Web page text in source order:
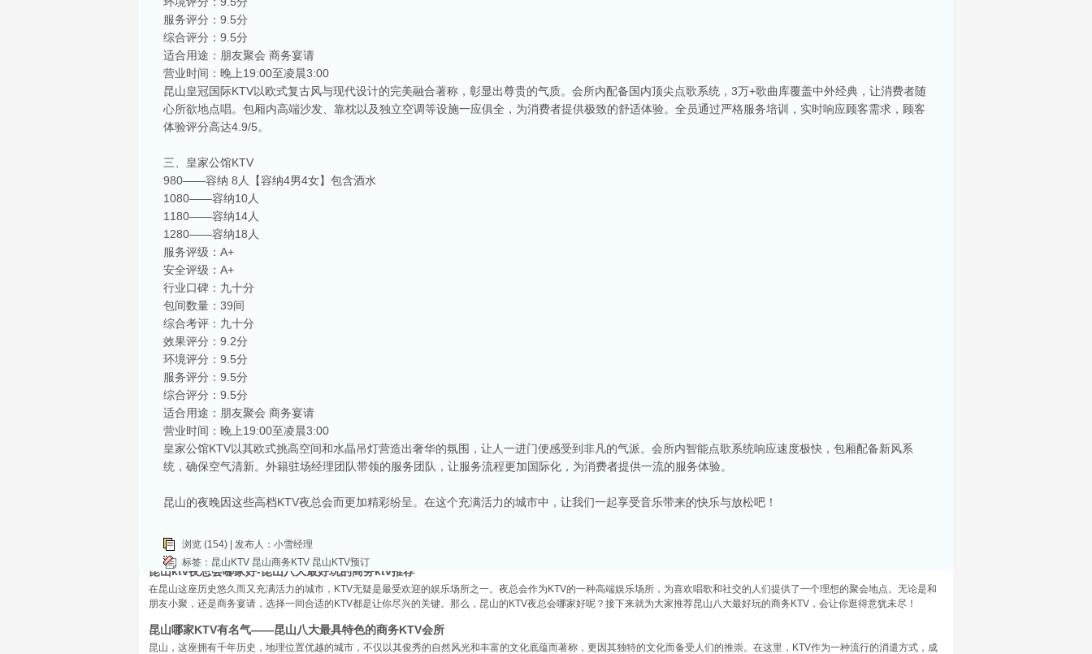
相关推荐
昆山ktv夜场哪里好玩-昆山八大便宜好玩的商务ktv会所排名
昆山天外天KTV以其优雅的环境和周到的服务著称。这里不仅拥有现代的音响设备和豪华的装修，还有专业的调酒师和服务人员全程为你服务。每间包房都配备了大屏幕投影及高质量音
响，给你带来无与伦比的视听享受。这里还提供多种酒水和小吃，确保你和朋友的聚会充满乐趣。
昆山ktv哪个比较好-昆山八大比较好的ktv娱乐会所推荐
昆山，一座充满活力与魅力的城市，以其丰富的美食、独特的文化和而闻名。如果你想要体验一场嗨翻天的夜晚，KTV绝对是不可或缺的选择。在昆山，有许多高端KTV会所可供选择，
让我们一起来看看，昆山有哪些比较好的KTV娱乐会所，给你带来无与伦比的唱歌体验。
昆山市区周边有哪些好玩的ktv-昆山五大高端ktv排名
KTV排名，带你领略一下这其中的魅力！
昆山ktv夜总会哪家好-昆山八大最好玩的商务ktv推荐
在昆山这座历史悠久而又充满活力的城市，KTV无疑是最受欢迎的娱乐场所之一。夜总会作为KTV的一种高端娱乐场所，为喜欢唱歌和社交的人们提供了一个理想的聚会地点。无论是和
朋友小聚，还是商务宴请，选择一间合适的KTV都是让你尽兴的关键。那么，昆山的KTV夜总会哪家好呢？接下来就为大家推荐昆山八大最好玩的商务KTV，会让你逛得意犹未尽！
昆山哪家KTV有名气——昆山八大最具特色的商务KTV会所
昆山，这座拥有千年历史，地理位置优越的城市，不仅以其俊秀的自然风光和丰富的文化底蕴而著称，更因其独特的文化而备受人们的推崇。在这里，KTV作为一种流行的消遣方式，成
服务评分：9.5分
综合评分：9.5分
适合用途：朋友聚会 商务宴请
营业时间：晚上19:00至凌晨3:00
昆山皇冠国际KTV以欧式复古风与现代设计的完美融合著称，彰显出尊贵的气质。会所内配备国内顶尖点歌系统，3万+歌曲库覆盖中外经典，让消费者随
心所欲地点唱。包厢内高端沙发、靠枕以及独立空调等设施一应俱全，为消费者提供极致的舒适体验。全员通过严格服务培训，实时响应顾客需求，顾客
体验评分高达4.9/5。
三、皇家公馆KTV
980——容纳 8人【容纳4男4女】包含酒水
1080——容纳10人
1180——容纳14人
1280——容纳18人
服务评级：A+
安全评级：A+
行业口碑：九十分
包间数量：39间
综合考评：九十分
效果评分：9.2分
环境评分：9.5分
服务评分：9.5分
综合评分：9.5分
适合用途：朋友聚会 商务宴请
营业时间：晚上19:00至凌晨3:00
皇家公馆KTV以其欧式挑高空间和水晶吊灯营造出奢华的氛围，让人一进门便感受到非凡的气派。会所内智能点歌系统响应速度极快，包厢配备新风系
统，确保空气清新。外籍驻场经理团队带领的服务团队，让服务流程更加国际化，为消费者提供一流的服务体验。
昆山的夜晚因这些高档KTV夜总会而更加精彩纷呈。在这个充满活力的城市中，让我们一起享受音乐带来的快乐与放松吧！
浏览 (154) | 发布人：小雪经理
标签： 昆山KTV 昆山商务KTV 昆山KTV预订